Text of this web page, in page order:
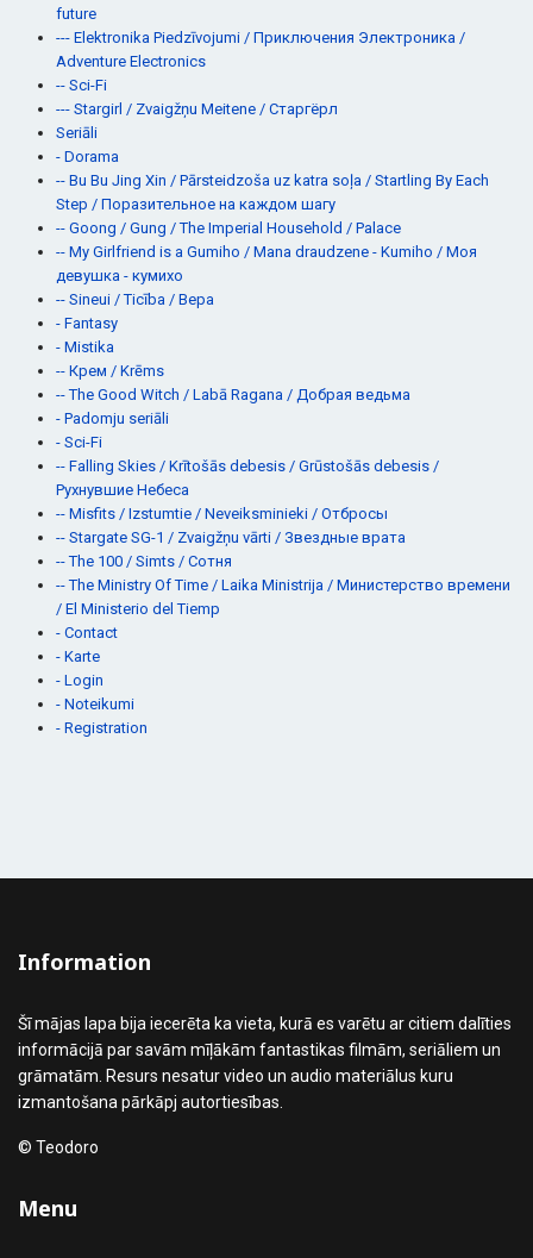
future
--- Elektronika Piedzīvojumi / Приключения Электроника /
Adventure Electronics
-- Sci-Fi
--- Stargirl / Zvaigžņu Meitene / Старгёрл
Seriāli
- Dorama
-- Bu Bu Jing Xin / Pārsteidzoša uz katra soļa / Startling By Each
Step / Поразительное на каждом шагу
-- Goong / Gung / The Imperial Household / Palace
-- My Girlfriend is a Gumiho / Mana draudzene - Kumiho / Моя
девушка - кумихо
-- Sineui / Ticība / Вера
- Fantasy
- Mistika
-- Крем / Krēms
-- The Good Witch / Labā Ragana / Добрая ведьма
- Padomju seriāli
- Sci-Fi
-- Falling Skies / Krītošās debesis / Grūstošās debesis /
Рухнувшие Небеса
-- Misfits / Izstumtie / Neveiksminieki / Отбросы
-- Stargate SG-1 / Zvaigžņu vārti / Звездные врата
-- The 100 / Simts / Сотня
-- The Ministry Of Time / Laika Ministrija / Министерство времени
/ El Ministerio del Tiemp
- Contact
- Karte
- Login
- Noteikumi
- Registration
Information
Šī mājas lapa bija iecerēta ka vieta, kurā es varētu ar citiem dalīties
informācijā par savām mīļākām fantastikas filmām, seriāliem un
grāmatām. Resurs nesatur video un audio materiālus kuru
izmantošana pārkāpj autortiesības.
© Teodoro
Menu